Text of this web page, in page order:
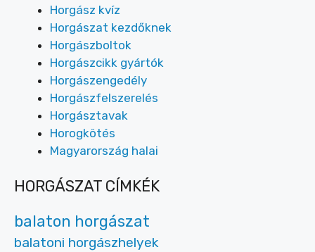
Horgász kvíz
Horgászat kezdőknek
Horgászboltok
Horgászcikk gyártók
Horgászengedély
Horgászfelszerelés
Horgásztavak
Horogkötés
Magyarország halai
HORGÁSZAT CÍMKÉK
balaton horgászat
balatoni horgászhelyek